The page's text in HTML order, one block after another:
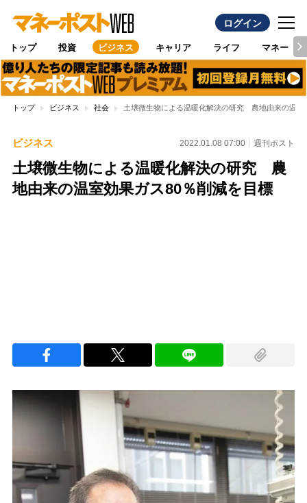
ログイン
トップ 投資 ビジネス キャリア ライフ マネー
トップ ビジネス 社会 土壌微生物による温暖化解決の研究 農地由来の温室
ビジネス 2022.01.08 07:00 週刊ポスト
土壌微生物による温暖化解決の研究 農
地由来の温室効果ガス80％削減を目標